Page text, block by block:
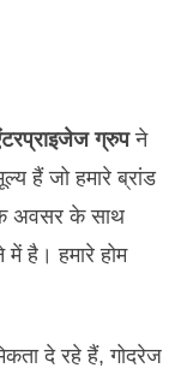
ग्रुपने
हैं जो हमारे ब्रांड
अवसर के साथ
है। हमारे होम
दे रहे हैं, गोदरेज